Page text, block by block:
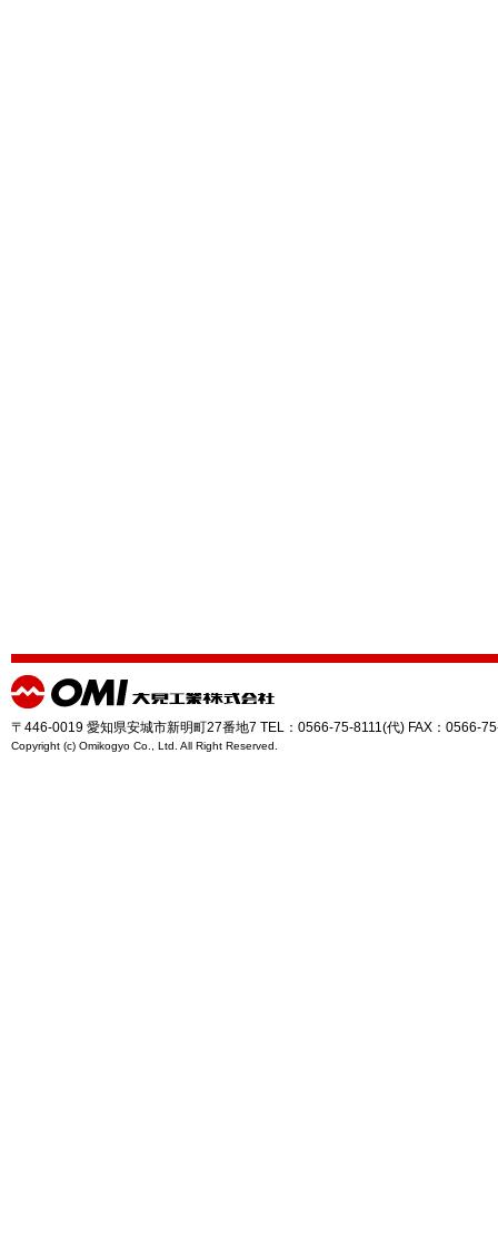
〒446-0019 愛知県安城市新明町27番地7 TEL：0566-75-8111(代) FAX：0566-
Copyright (c) Omikogyo Co., Ltd. All Right Reserved.